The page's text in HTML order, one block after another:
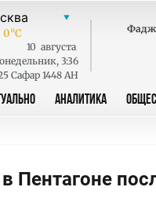
0°C
10 августа
, 3:36
Сафар 1448 AH
АНАЛИТИКА
Пентагоне